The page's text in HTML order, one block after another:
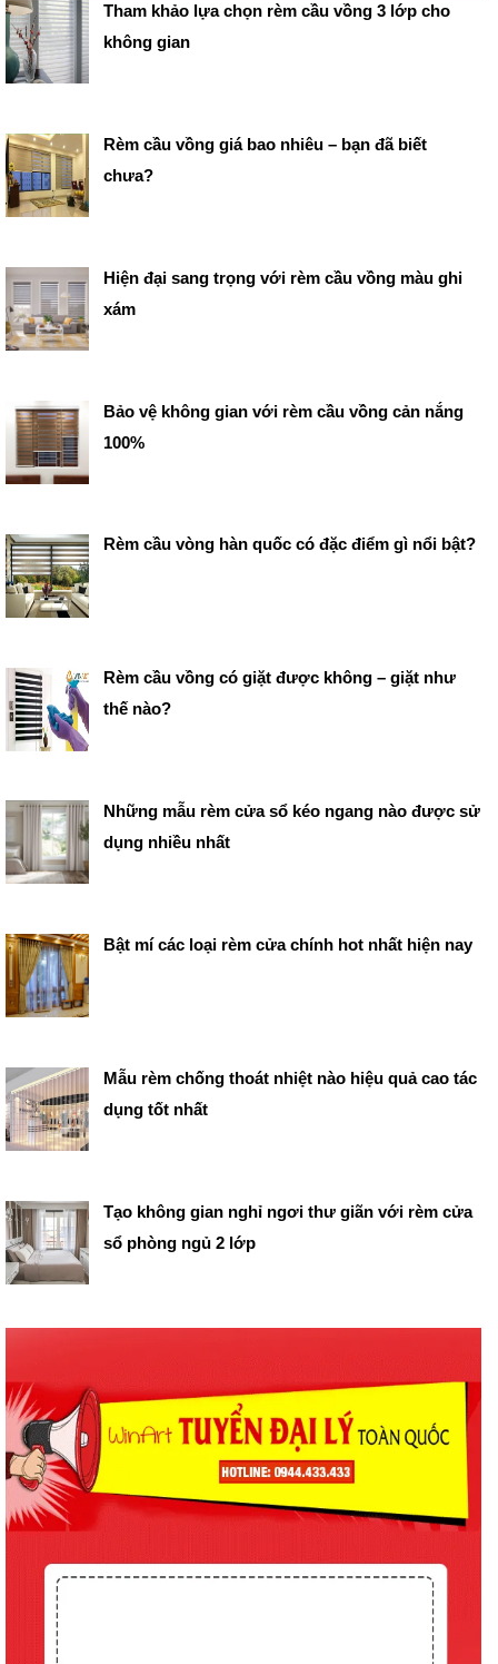
Tham khảo lựa chọn rèm cầu vồng 3 lớp cho
không gian
Rèm cầu vồng giá bao nhiêu – bạn đã biết
chưa?
Hiện đại sang trọng với rèm cầu vồng màu ghi
xám
Bảo vệ không gian với rèm cầu vồng cản nắng
100%
Rèm cầu vòng hàn quốc có đặc điểm gì nổi bật?
Rèm cầu vồng có giặt được không – giặt như
thế nào?
Những mẫu rèm cửa sổ kéo ngang nào được sử
dụng nhiều nhất
Bật mí các loại rèm cửa chính hot nhất hiện nay
Mẫu rèm chống thoát nhiệt nào hiệu quả cao tác
dụng tốt nhất
Tạo không gian nghỉ ngơi thư giãn với rèm cửa
sổ phòng ngủ 2 lớp